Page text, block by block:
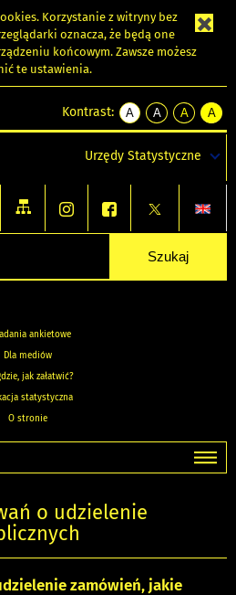
. Korzystanie z witryny bez
oznacza, że będą one
końcowym. Zawsze możesz
te ustawienia.
Kontrast:
A
kontrast
A
kontrast
tekst
czarnym
A
kontrast
tekst
czarnym
A
tekst
żółtym
Urzędy Statystyczne
ankietowe
Dla mediów
jak załatwić?
statystyczna
O stronie
o udzielenie
zamówień, jakie